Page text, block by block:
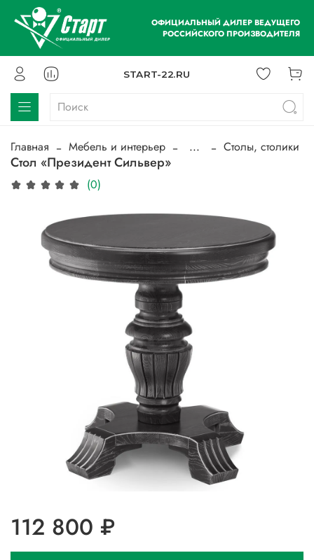
ОФИЦИАЛЬНЫЙ ДИЛЕР ВЕДУЩЕГО
РОССИЙСКОГО ПРОИЗВОДИТЕЛЯ
START-22.RU
Главная Мебель и интерьер ... Столы, столики
Стол «Президент Сильвер»
(0)
112 800 ₽